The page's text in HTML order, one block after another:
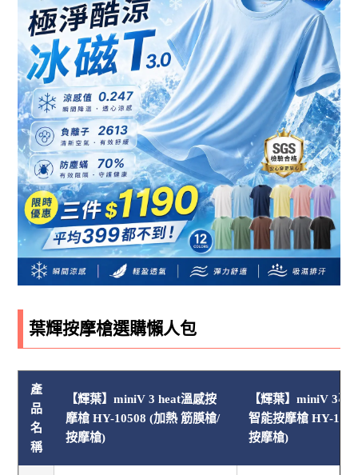
葉輝按摩槍選購懶人包
產
品
名
稱
【輝葉】miniV 3 heat溫感按
摩槍 HY-10508 (加熱 筋膜槍/
按摩槍)
【輝葉】miniV 3專
智能按摩槍 HY-
按摩槍)